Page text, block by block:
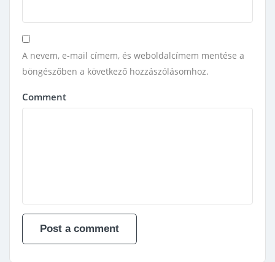
A nevem, e-mail címem, és weboldalcímem mentése a
böngészőben a következő hozzászólásomhoz.
Comment